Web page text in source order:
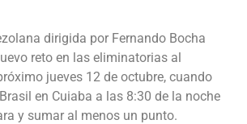
dirigida por Fernando Bocha
reto en las eliminatorias al
jueves 12 de octubre, cuando
en Cuiaba a las 8:30 de la noche
y sumar al menos un punto.